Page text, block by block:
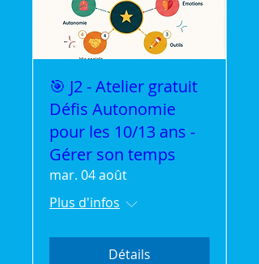
🎯 J2 - Atelier gratuit
Défis Autonomie
pour les 10/13 ans -
Gérer son temps
mar. 04 août
Plus d'infos
Détails